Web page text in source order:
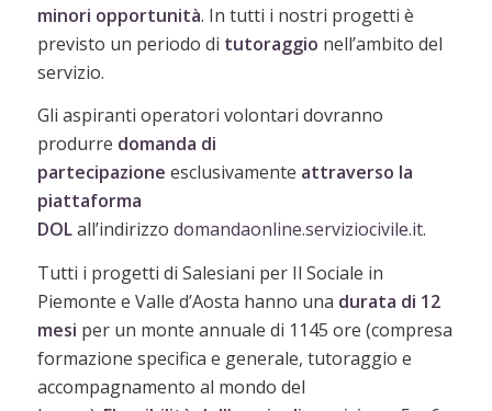
minori opportunità. In tutti i nostri progetti è
previsto un periodo di tutoraggio nell’ambito del
servizio.
Gli aspiranti operatori volontari dovranno
produrre domanda di
partecipazione esclusivamente attraverso la
piattaforma
DOLall’indirizzo domandaonline.serviziocivile.it.
Tutti i progetti di Salesiani per Il Sociale in
Piemonte e Valle d’Aosta hanno una durata di 12
mesi per un monte annuale di 1145 ore (compresa
formazione specifica e generale, tutoraggio e
accompagnamento al mondo del